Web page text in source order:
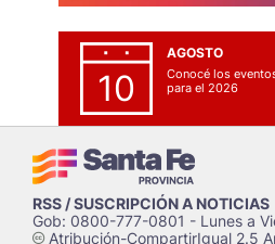
10
AGOSTO
Conocé los
para el 2026
RSS / SUSCRIPCIÓN A NOTICIAS
Gob: 0800-777-0801 - Lunes a
cAtribución-CompartirIgual 2.5